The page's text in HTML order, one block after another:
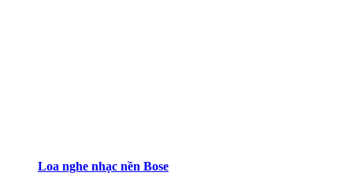
Loa nghe nhạc nền Bose